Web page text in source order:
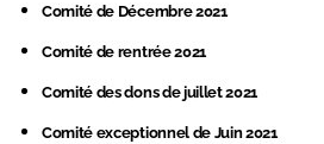
Comité de Décembre 2021
Comité de rentrée 2021
Comité des dons de juillet 2021
Comité exceptionnel de Juin 2021